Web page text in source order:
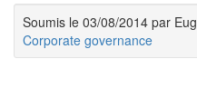
Soumis le 03/08/2014 par
Corporate governance